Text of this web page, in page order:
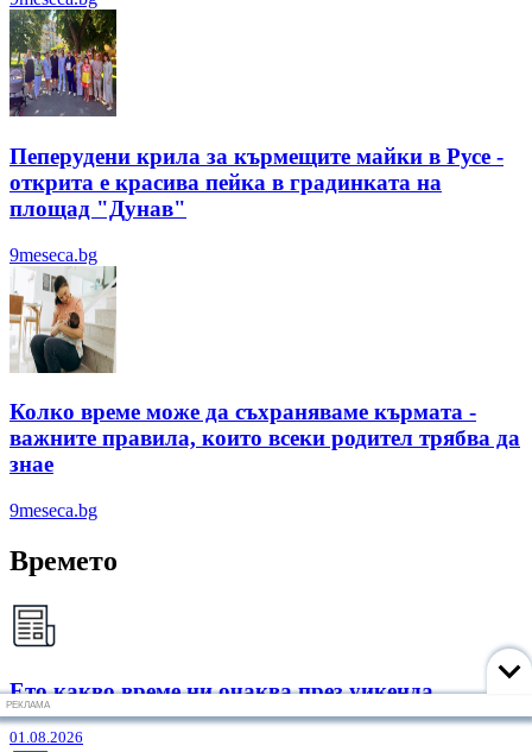
Пеперудени крила за кърмещите майки в Русе -
открита е красива пейка в градинката на
площад "Дунав"
9meseca.bg
Колко време може да съхраняваме кърмата -
важните правила, които всеки родител трябва да
знае
9meseca.bg
Времето
Ето какво време ни очаква през уикенда
01.08.2026
РЕКЛАМА